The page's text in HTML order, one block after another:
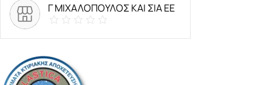
Γ ΜΙΧΑΛΟΠΟΥΛΟΣ ΚΑΙ ΣΙΑ ΕΕ